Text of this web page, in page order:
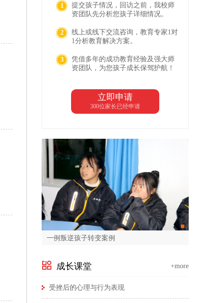
1
提交孩子情况，回访之前，我校师
资团队先分析您孩子详细情况。
2
线上或线下交流咨询，教育专家1对
1分析教育解决方案。
3
凭借多年的成功教育经验及强大师
资团队，为您孩子成长保驾护航！
立即申请
300位家长已经申请
一例叛逆孩子转变案例
成长课堂 +more
受挫后的心理与行为表现